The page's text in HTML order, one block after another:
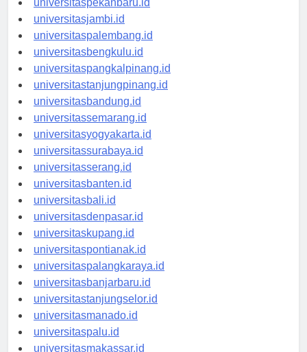
universitaspekanbaru.id
universitasjambi.id
universitaspalembang.id
universitasbengkulu.id
universitaspangkalpinang.id
universitastanjungpinang.id
universitasbandung.id
universitassemarang.id
universitasyogyakarta.id
universitassurabaya.id
universitasserang.id
universitasbanten.id
universitasbali.id
universitasdenpasar.id
universitaskupang.id
universitaspontianak.id
universitaspalangkaraya.id
universitasbanjarbaru.id
universitastanjungselor.id
universitasmanado.id
universitaspalu.id